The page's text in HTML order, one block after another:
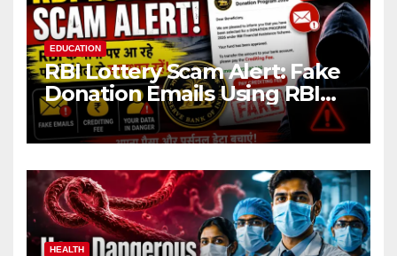
EDUCATION
RBI Lottery Scam Alert: Fake
Donation Emails Using RBI
Name Target Indian Users
HEALTH